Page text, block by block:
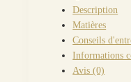
Description
Matières
Conseils
Informations
Avis (0)